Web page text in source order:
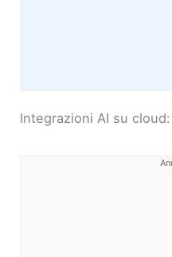
Integrazioni AI su